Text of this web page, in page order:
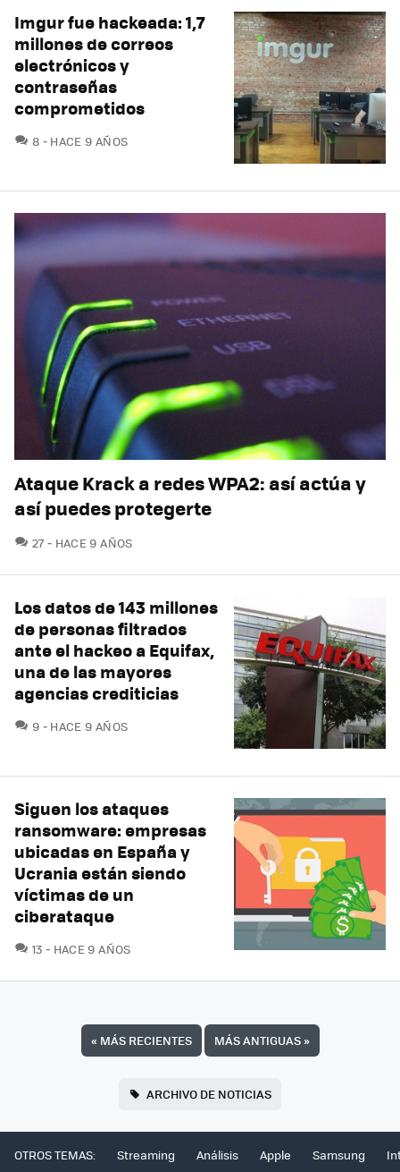
Imgur fue hackeada: 1,7
millones de correos
electrónicos y
contraseñas
comprometidos
8 COMENTARIOS
HACE 9 AÑOS
Ataque Krack a redes WPA2: así actúa y
así puedes protegerte
27COMENTARIOS
HACE 9 AÑOS
Los datos de 143 millones
de personas filtrados
ante el hackeo a Equifax,
una de las mayores
agencias crediticias
9 COMENTARIOS
HACE 9 AÑOS
Siguen los ataques
ransomware: empresas
ubicadas en España y
Ucrania están siendo
víctimas de un
ciberataque
13 COMENTARIOS
HACE 9 AÑOS
« MÁS RECIENTES MÁS ANTIGUAS»
ARCHIVO DE NOTICIAS
OTROS TEMAS: Streaming Análisis Apple Samsung